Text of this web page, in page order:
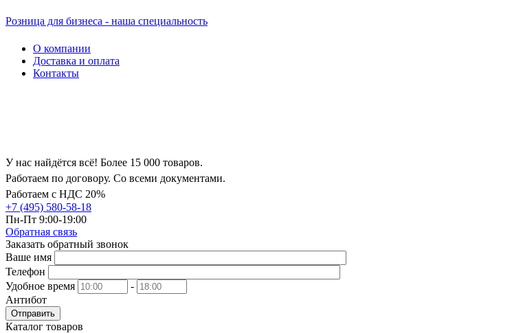
Розница для бизнеса - наша специальность
О компании
Доставка и оплата
Контакты
У нас найдётся всё! Более 15 000 товаров.
Работаем по договору. Со всеми документами.
Работаем с НДС 20%
+7 (495) 580-58-18
Пн-Пт 9:00-19:00
Обратная связь
Заказать обратный звонок
Ваше имя
Телефон
Удобное время
-
Антибот
Отправить
Каталог товаров